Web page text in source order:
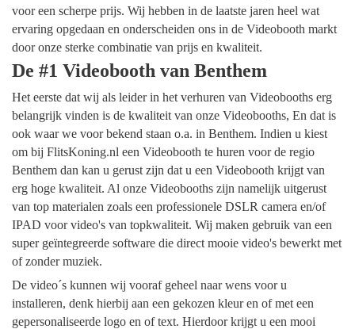
voor een scherpe prijs. Wij hebben in de laatste jaren heel wat
ervaring opgedaan en onderscheiden ons in de Videobooth markt
door onze sterke combinatie van prijs en kwaliteit.
De #1 Videobooth van Benthem
Het eerste dat wij als leider in het verhuren van Videobooths erg
belangrijk vinden is de kwaliteit van onze Videobooths, En dat is
ook waar we voor bekend staan o.a. in Benthem. Indien u kiest
om bij FlitsKoning.nl een Videobooth te huren voor de regio
Benthem dan kan u gerust zijn dat u een Videobooth krijgt van
erg hoge kwaliteit. Al onze Videobooths zijn namelijk uitgerust
van top materialen zoals een professionele DSLR camera en/of
IPAD voor video's van topkwaliteit. Wij maken gebruik van een
super geïntegreerde software die direct mooie video's bewerkt met
of zonder muziek.
De video´s kunnen wij vooraf geheel naar wens voor u
installeren, denk hierbij aan een gekozen kleur en of met een
gepersonaliseerde logo en of text. Hierdoor krijgt u een mooi